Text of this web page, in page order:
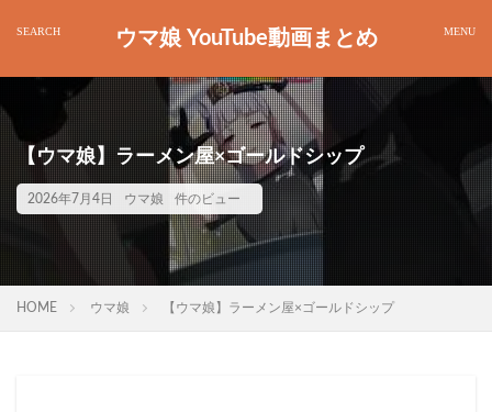
ウマ娘 YouTube動画まとめ
【ウマ娘】ラーメン屋×ゴールドシップ
2026年7月4日 ウマ娘 件のビュー
HOME ウマ娘 【ウマ娘】ラーメン屋×ゴールドシップ